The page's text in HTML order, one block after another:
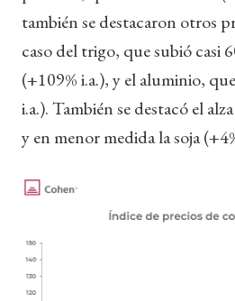
también se destacaron otros
caso del trigo, que subió casi
(+109% i.a.), y el aluminio,
i.a.). También se destacó el
y en menor medida la soja